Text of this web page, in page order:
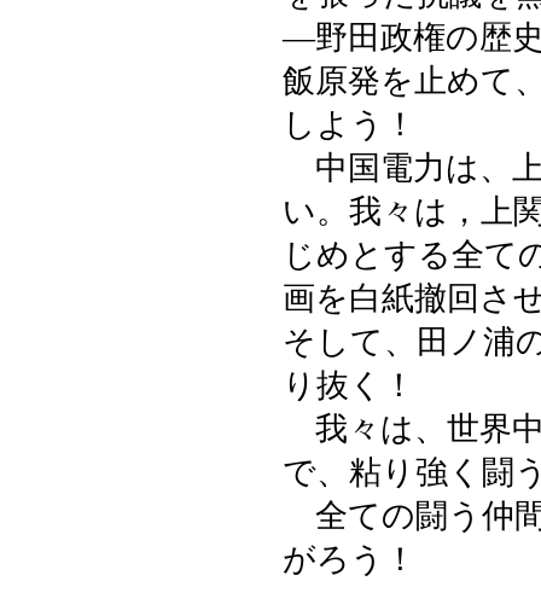
―野田政権の歴
飯原発を止めて
しよう！
中国電力は、
い。我々は，上
じめとする全て
画を白紙撤回さ
そして、田ノ浦
り抜く！
我々は、世界
で、粘り強く闘
全ての闘う仲
がろう！